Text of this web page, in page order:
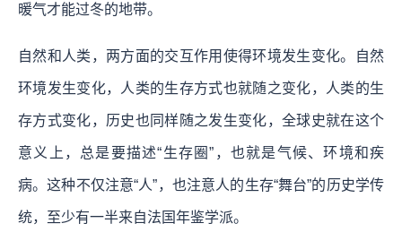
暖气才能过冬的地带。
自然和人类，两方面的交互作用使得环境发生变化。自然
环境发生变化，人类的生存方式也就随之变化，人类的生
存方式变化，历史也同样随之发生变化，全球史就在这个
意义上，总是要描述“生存圈”，也就是气候、环境和疾
病。这种不仅注意“人”，也注意人的生存“舞台”的历史学传
统，至少有一半来自法国年鉴学派。